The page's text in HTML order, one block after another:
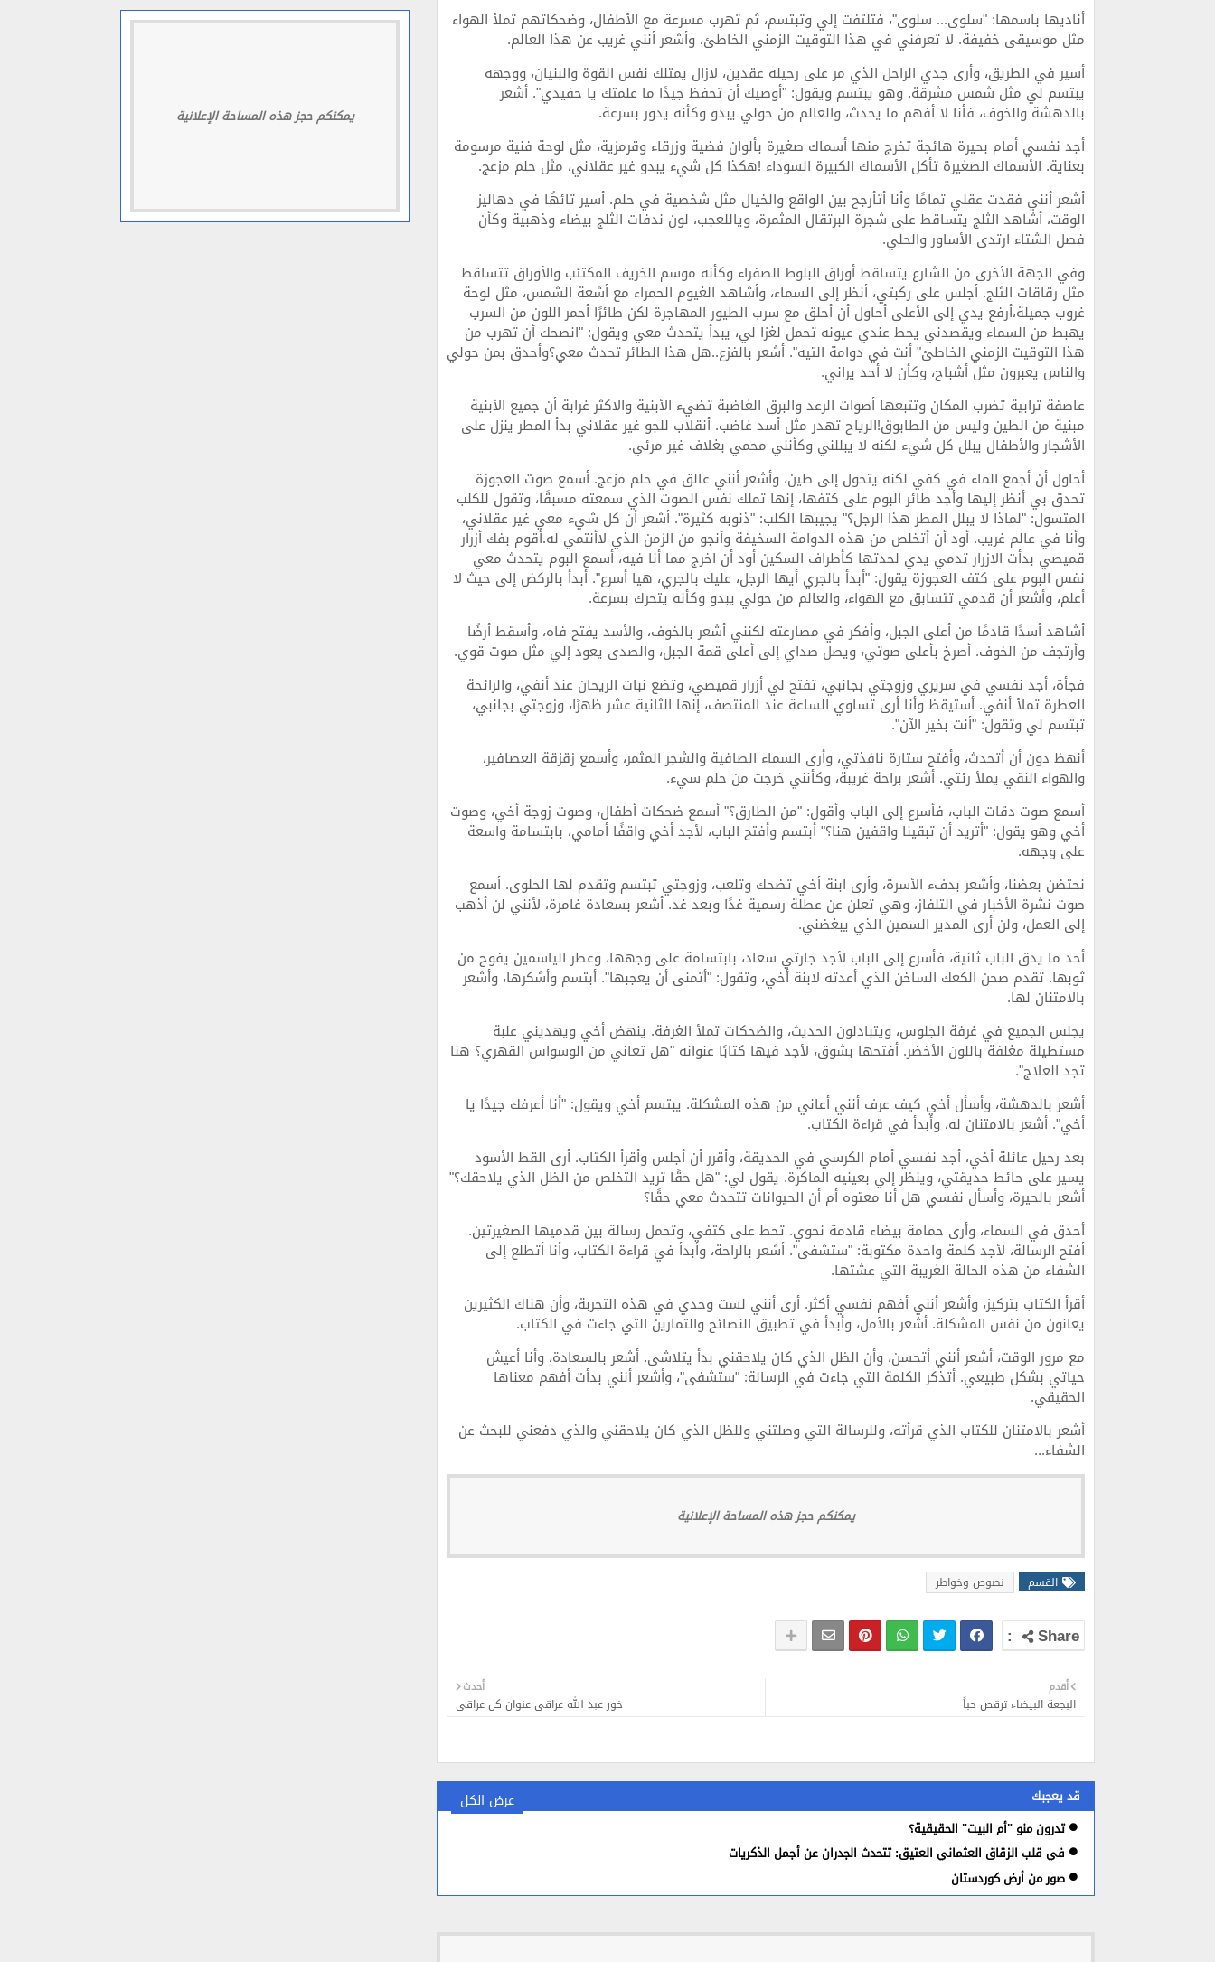
أناديها باسمها: "سلوى... سلوى"، فتلتفت إلي وتبتسم، ثم تهرب مسرعة مع الأطفال، وضحكاتهم تملأ الهواء
مثل موسيقى خفيفة. لا تعرفني في هذا التوقيت الزمني الخاطئ، وأشعر أنني غريب عن هذا العالم.
أسير في الطريق، وأرى جدي الراحل الذي مر على رحيله عقدين، لازال يمتلك نفس القوة والبنيان، ووجهه
يبتسم لي مثل شمس مشرقة. وهو يبتسم ويقول: "أوصيك أن تحفظ جيدًا ما علمتك يا حفيدي". أشعر
بالدهشة والخوف، فأنا لا أفهم ما يحدث، والعالم من حولي يبدو وكأنه يدور بسرعة.
أجد نفسي أمام بحيرة هائجة تخرج منها أسماك صغيرة بألوان فضية وزرقاء وقرمزية، مثل لوحة فنية مرسومة
بعناية. الأسماك الصغيرة تأكل الأسماك الكبيرة السوداء !هكذا كل شيء يبدو غير عقلاني، مثل حلم مزعج.
أشعر أنني فقدت عقلي تمامًا وأنا أتأرجح بين الواقع والخيال مثل شخصية في حلم. أسير تائهًا في دهاليز
الوقت، أشاهد الثلج يتساقط على شجرة البرتقال المثمرة، وياللعجب، لون ندفات الثلج بيضاء وذهبية وكأن
فصل الشتاء ارتدى الأساور والحلي.
وفي الجهة الأخرى من الشارع يتساقط أوراق البلوط الصفراء وكأنه موسم الخريف المكتئب والأوراق تتساقط
مثل رقاقات الثلج. أجلس على ركبتي، أنظر إلى السماء، وأشاهد الغيوم الحمراء مع أشعة الشمس، مثل لوحة
غروب جميلة،أرفع يدي إلى الأعلى أحاول أن أحلق مع سرب الطيور المهاجرة لكن طائرًا أحمر اللون من السرب
يهبط من السماء ويقصدني يحط عندي عيونه تحمل لغزا لي، يبدأ يتحدث معي ويقول: "انصحك أن تهرب من
هذا التوقيت الزمني الخاطئ" أنت في دوامة التيه". أشعر بالفزع..هل هذا الطائر تحدث معي؟وأحدق بمن حولي
والناس يعبرون مثل أشباح، وكأن لا أحد يراني.
عاصفة ترابية تضرب المكان وتتبعها أصوات الرعد والبرق الغاضبة تضيء الأبنية والاكثر غرابة أن جميع الأبنية
مبنية من الطين وليس من الطابوق!الرياح تهدر مثل أسد غاضب. أنقلاب للجو غير عقلاني بدأ المطر ينزل على
الأشجار والأطفال يبلل كل شيء لكنه لا يبللني وكأنني محمي بغلاف غير مرئي.
أحاول أن أجمع الماء في كفي لكنه يتحول إلى طين، وأشعر أنني عالق في حلم مزعج. أسمع صوت العجوزة
تحدق بي أنظر إليها وأجد طائر البوم على كتفها، إنها تملك نفس الصوت الذي سمعته مسبقًا، وتقول للكلب
المتسول: "لماذا لا يبلل المطر هذا الرجل؟" يجيبها الكلب: "ذنوبه كثيرة". أشعر أن كل شيء معي غير عقلاني،
وأنا في عالم غريب. أود أن أتخلص من هذه الدوامة السخيفة وأنجو من الزمن الذي لاأنتمي له.أقوم بفك أزرار
قميصي بدأت الازرار تدمي يدي لحدتها كأطراف السكين أود أن اخرج مما أنا فيه، أسمع البوم يتحدث معي
نفس البوم على كتف العجوزة يقول: "أبدأ بالجري أيها الرجل، عليك بالجري، هيا أسرع". أبدأ بالركض إلى حيث لا
أعلم، وأشعر أن قدمي تتسابق مع الهواء، والعالم من حولي يبدو وكأنه يتحرك بسرعة.
أشاهد أسدًا قادمًا من أعلى الجبل، وأفكر في مصارعته لكنني أشعر بالخوف، والأسد يفتح فاه، وأسقط أرضًا
وأرتجف من الخوف. أصرخ بأعلى صوتي، ويصل صداي إلى أعلى قمة الجبل، والصدى يعود إلي مثل صوت قوي.
فجأة، أجد نفسي في سريري وزوجتي بجانبي، تفتح لي أزرار قميصي، وتضع نبات الريحان عند أنفي، والرائحة
العطرة تملأ أنفي. أستيقظ وأنا أرى تساوي الساعة عند المنتصف، إنها الثانية عشر ظهرًا، وزوجتي بجانبي،
تبتسم لي وتقول: "أنت بخير الآن".
أنهظ دون أن أتحدث، وأفتح ستارة نافذتي، وأرى السماء الصافية والشجر المثمر، وأسمع زقزقة العصافير،
والهواء النقي يملأ رئتي. أشعر براحة غريبة، وكأنني خرجت من حلم سيء.
أسمع صوت دقات الباب، فأسرع إلى الباب وأقول: "من الطارق؟" أسمع ضحكات أطفال، وصوت زوجة أخي، وصوت
أخي وهو يقول: "أتريد أن تبقينا واقفين هنا؟" أبتسم وأفتح الباب، لأجد أخي واقفًا أمامي، بابتسامة واسعة
على وجهه.
نحتضن بعضنا، وأشعر بدفء الأسرة، وأرى ابنة أخي تضحك وتلعب، وزوجتي تبتسم وتقدم لها الحلوى. أسمع
صوت نشرة الأخبار في التلفاز، وهي تعلن عن عطلة رسمية غدًا وبعد غد. أشعر بسعادة غامرة، لأنني لن أذهب
إلى العمل، ولن أرى المدير السمين الذي يبغضني.
أحد ما يدق الباب ثانية، فأسرع إلى الباب لأجد جارتي سعاد، بابتسامة على وجهها، وعطر الياسمين يفوح من
ثوبها. تقدم صحن الكعك الساخن الذي أعدته لابنة أخي، وتقول: "أتمنى أن يعجبها". أبتسم وأشكرها، وأشعر
بالامتنان لها.
يجلس الجميع في غرفة الجلوس، ويتبادلون الحديث، والضحكات تملأ الغرفة. ينهض أخي ويهديني علبة
مستطيلة مغلفة باللون الأخضر. أفتحها بشوق، لأجد فيها كتابًا عنوانه "هل تعاني من الوسواس القهري؟ هنا
تجد العلاج".
أشعر بالدهشة، وأسأل أخي كيف عرف أنني أعاني من هذه المشكلة. يبتسم أخي ويقول: "أنا أعرفك جيدًا يا
أخي". أشعر بالامتنان له، وأبدأ في قراءة الكتاب.
بعد رحيل عائلة أخي، أجد نفسي أمام الكرسي في الحديقة، وأقرر أن أجلس وأقرأ الكتاب. أرى القط الأسود
يسير على حائط حديقتي، وينظر إلي بعينيه الماكرة. يقول لي: "هل حقًا تريد التخلص من الظل الذي يلاحقك؟"
أشعر بالحيرة، وأسأل نفسي هل أنا معتوه أم أن الحيوانات تتحدث معي حقًا؟
أحدق في السماء، وأرى حمامة بيضاء قادمة نحوي. تحط على كتفي، وتحمل رسالة بين قدميها الصغيرتين.
أفتح الرسالة، لأجد كلمة واحدة مكتوبة: "ستشفى". أشعر بالراحة، وأبدأ في قراءة الكتاب، وأنا أتطلع إلى
الشفاء من هذه الحالة الغريبة التي عشتها.
أقرأ الكتاب بتركيز، وأشعر أنني أفهم نفسي أكثر. أرى أنني لست وحدي في هذه التجربة، وأن هناك الكثيرين
يعانون من نفس المشكلة. أشعر بالأمل، وأبدأ في تطبيق النصائح والتمارين التي جاءت في الكتاب.
مع مرور الوقت، أشعر أنني أتحسن، وأن الظل الذي كان يلاحقني بدأ يتلاشى. أشعر بالسعادة، وأنا أعيش
حياتي بشكل طبيعي. أتذكر الكلمة التي جاءت في الرسالة: "ستشفى"، وأشعر أنني بدأت أفهم معناها
الحقيقي.
أشعر بالامتنان للكتاب الذي قرأته، وللرسالة التي وصلتني وللظل الذي كان يلاحقني والذي دفعني للبحث عن
الشفاء...
يمكنكم حجز هذه المساحة الإعلانية
القسم نصوص وخواطر
أحدث
خور عبد الله عراقي عنوان كل عراقي
أقدم
البجعة البيضاء ترقص حباً
قد يعجبك عرض الكل
تدرون منو "أم البيت" الحقيقية؟
في قلب الزقاق العثماني العتيق: تتحدث الجدران عن أجمل الذكريات
صور من أرض كوردستان
يمكنكم حجز هذه المساحة الإعلانية